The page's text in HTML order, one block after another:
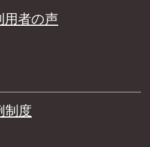
用者の声
制度